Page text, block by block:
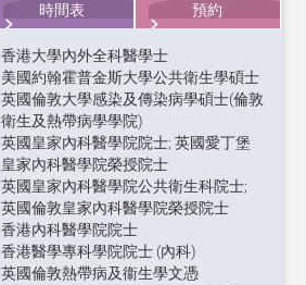
時間表 預約
香港大學內外全科醫學士
美國約翰霍普金斯大學公共衛生學碩士
英國倫敦大學感染及傳染病學碩士(倫敦
衛生及熱帶病學學院)
英國皇家內科醫學院院士; 英國愛丁堡
皇家內科醫學院榮授院士
英國皇家內科醫學院公共衛生科院士;
英國倫敦皇家內科醫學院榮授院士
香港內科醫學院院士
香港醫學專科學院院士 (內科)
英國倫敦熱帶病及衞生學文憑